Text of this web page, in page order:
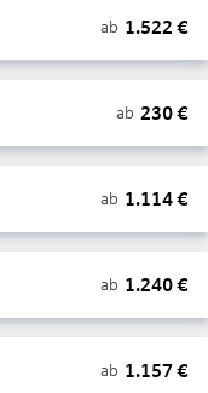
ab 1.522 €
ab 230€
ab 1.114€
ab 1.240€
ab 1.157 €